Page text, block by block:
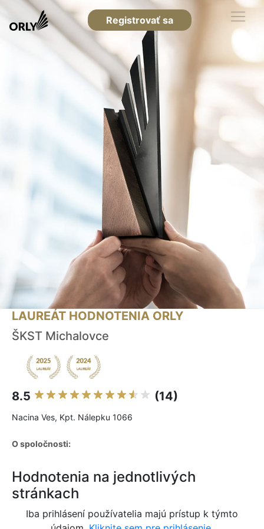
Registrovať sa
LAUREÁT HODNOTENIA ORLY
ŠKST Michalovce
8.5 (14)
Nacina Ves, Kpt. Nálepku 1066
O spoločnosti:
Hodnotenia na jednotlivých
stránkach
Iba prihlásení používatelia majú prístup k týmto